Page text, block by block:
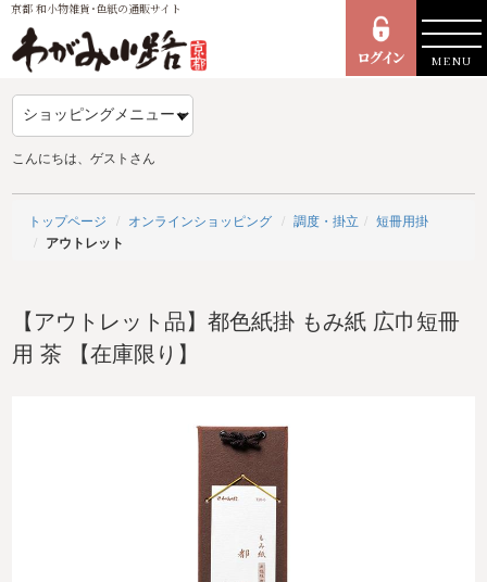
MENU
京都 和小物雑貨･色紙の通販サイト
こんにちは、ゲストさん
トップページ オンラインショッピング 調度・掛立 短冊用掛
アウトレット
【アウトレット品】都色紙掛 もみ紙 広巾短冊
用 茶 【在庫限り】